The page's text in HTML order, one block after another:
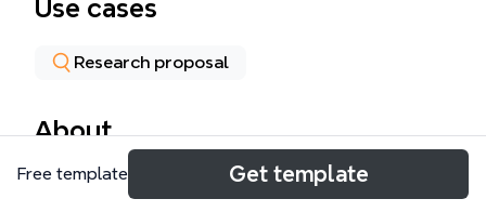
Use cases
Research proposal
About
卒業研究アウトライン（研究テーマ）は、英語学習を
Free template Get template